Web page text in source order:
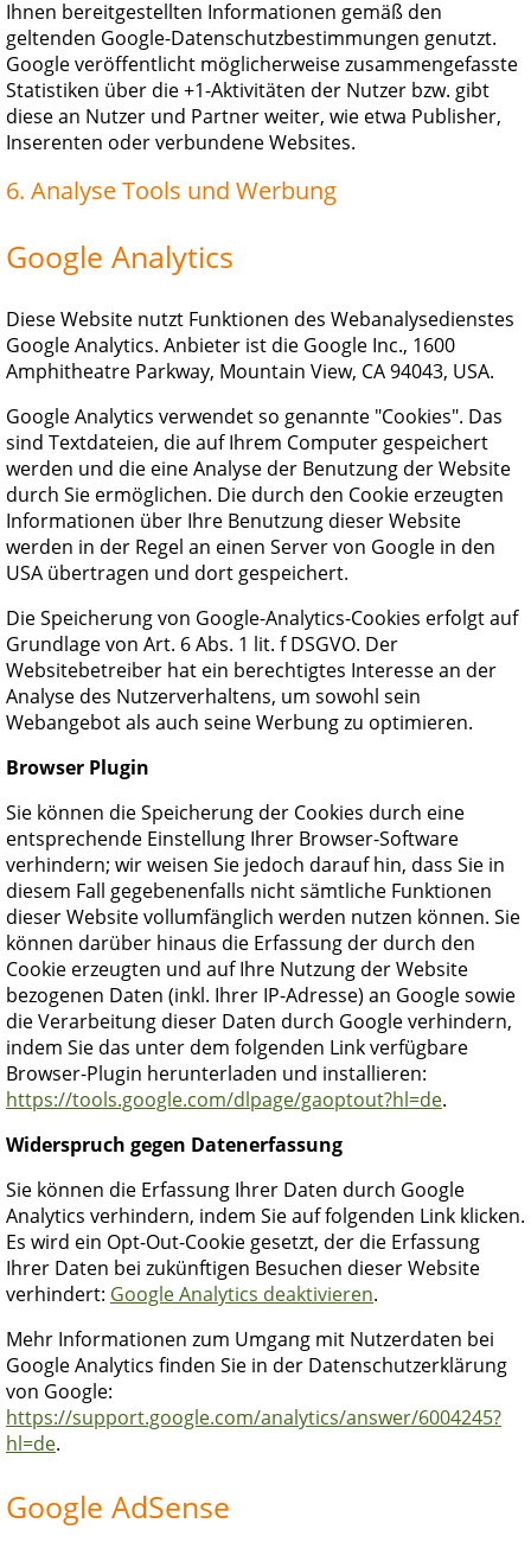
Ihnen bereitgestellten Informationen gemäß den
geltenden Google-Datenschutzbestimmungen genutzt.
Google veröffentlicht möglicherweise zusammengefasste
Statistiken über die +1-Aktivitäten der Nutzer bzw. gibt
diese an Nutzer und Partner weiter, wie etwa Publisher,
Inserenten oder verbundene Websites.
6. Analyse Tools und Werbung
Google Analytics
Diese Website nutzt Funktionen des Webanalysedienstes
Google Analytics. Anbieter ist die Google Inc., 1600
Amphitheatre Parkway, Mountain View, CA 94043, USA.
Google Analytics verwendet so genannte "Cookies". Das
sind Textdateien, die auf Ihrem Computer gespeichert
werden und die eine Analyse der Benutzung der Website
durch Sie ermöglichen. Die durch den Cookie erzeugten
Informationen über Ihre Benutzung dieser Website
werden in der Regel an einen Server von Google in den
USA übertragen und dort gespeichert.
Die Speicherung von Google-Analytics-Cookies erfolgt auf
Grundlage von Art. 6 Abs. 1 lit. f DSGVO. Der
Websitebetreiber hat ein berechtigtes Interesse an der
Analyse des Nutzerverhaltens, um sowohl sein
Webangebot als auch seine Werbung zu optimieren.
Browser Plugin
Sie können die Speicherung der Cookies durch eine
entsprechende Einstellung Ihrer Browser-Software
verhindern; wir weisen Sie jedoch darauf hin, dass Sie in
diesem Fall gegebenenfalls nicht sämtliche Funktionen
dieser Website vollumfänglich werden nutzen können. Sie
können darüber hinaus die Erfassung der durch den
Cookie erzeugten und auf Ihre Nutzung der Website
bezogenen Daten (inkl. Ihrer IP-Adresse) an Google sowie
die Verarbeitung dieser Daten durch Google verhindern,
indem Sie das unter dem folgenden Link verfügbare
Browser-Plugin herunterladen und installieren:
https://tools.google.com/dlpage/gaoptout?hl=de.
Widerspruch gegen Datenerfassung
Sie können die Erfassung Ihrer Daten durch Google
Analytics verhindern, indem Sie auf folgenden Link klicken.
Es wird ein Opt-Out-Cookie gesetzt, der die Erfassung
Ihrer Daten bei zukünftigen Besuchen dieser Website
verhindert: Google Analytics deaktivieren.
Mehr Informationen zum Umgang mit Nutzerdaten bei
Google Analytics finden Sie in der Datenschutzerklärung
von Google:
https://support.google.com/analytics/answer/6004245?
hl=de.
Google AdSense